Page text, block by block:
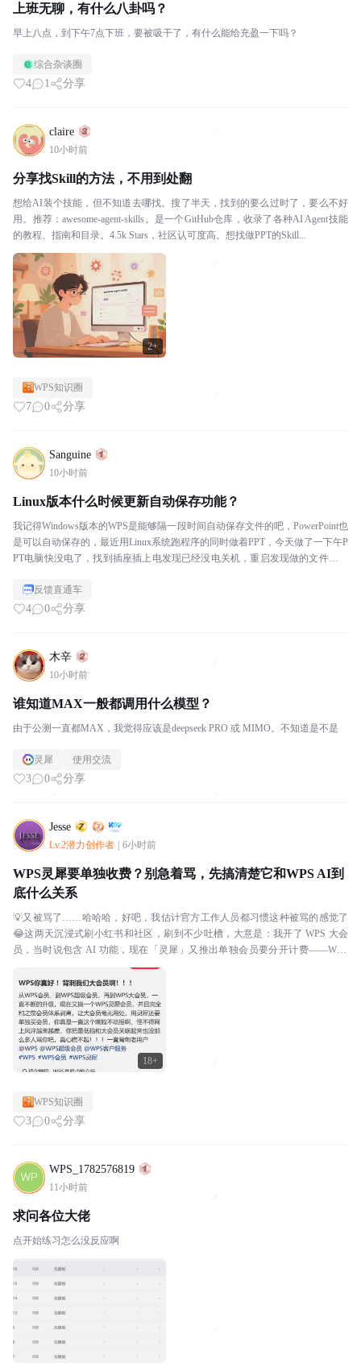
上班无聊，有什么八卦吗？
早上八点，到下午7点下班，要被吸干了，有什么能给充盈一下吗？
综合杂谈圈
4 1 分享
claire
10小时前
2+
分享找Skill的方法，不用到处翻
想给AI装个技能，但不知道去哪找。搜了半天，找到的要么过时了，要么不好
用。推荐：awesome-agent-skills。是一个GitHub仓库，收录了各种AI Agent技能
的教程、指南和目录。4.5k Stars，社区认可度高。想找做PPT的Skill...
WPS知识圈
7 0 分享
Sanguine
10小时前
Linux版本什么时候更新自动保存功能？
我记得Windows版本的WPS是能够隔一段时间自动保存文件的吧，PowerPoint也
是可以自动保存的，最近用Linux系统跑程序的同时做着PPT，今天做了一下午P
PT电脑快没电了，找到插座插上电发现已经没电关机，重启发现做的文件一夜
反馈直通车
4 0 分享
木辛
10小时前
谁知道MAX一般都调用什么模型？
由于公测一直都MAX，我觉得应该是deepseek PRO 或 MIMO。不知道是不是
灵犀 使用交流
3 0 分享
Jesse
Lv.2潜力创作者 6小时前
18+
WPS灵犀要单独收费？别急着骂，先搞清楚它和WPS AI到
底什么关系
💡又被骂了……哈哈哈，好吧，我估计官方工作人员都习惯这种被骂的感觉了
😂这两天沉浸式刷小红书和社区，刷到不少吐槽，大意是：我开了 WPS 大会
员，当时说包含 AI 功能，现在「灵犀」又推出单独会员要分开计费——WPS
风评越来越差，果然是有原因的！说实话，我...
WPS知识圈
3 0 分享
WPS_1782576819
11小时前
求问各位大佬
点开始练习怎么没反应啊